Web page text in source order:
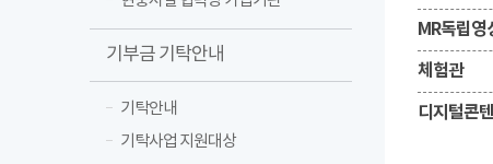
기부금 기탁안내
기탁안내
기탁사업 지원대상
MR독립영
체험관
디지털콘